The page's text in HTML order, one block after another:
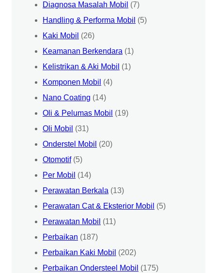
Diagnosa Masalah Mobil (7)
Handling & Performa Mobil (5)
Kaki Mobil (26)
Keamanan Berkendara (1)
Kelistrikan & Aki Mobil (1)
Komponen Mobil (4)
Nano Coating (14)
Oli & Pelumas Mobil (19)
Oli Mobil (31)
Onderstel Mobil (20)
Otomotif(5)
Per Mobil (14)
Perawatan Berkala (13)
Perawatan Cat & Eksterior Mobil (5)
Perawatan Mobil (11)
Perbaikan (187)
Perbaikan Kaki Mobil (202)
Perbaikan Ondersteel Mobil (175)